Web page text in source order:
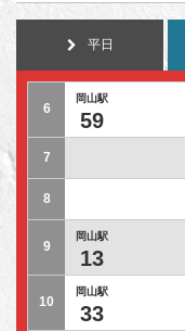
平日
6
岡山駅
59
7
8
9
岡山駅
13
10
岡山駅
33